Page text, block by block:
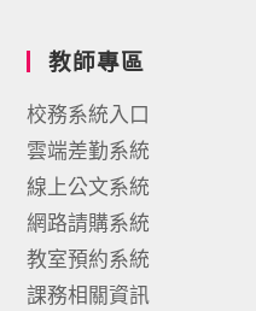
教師專區
校務系統入口
雲端差勤系統
線上公文系統
網路請購系統
教室預約系統
課務相關資訊